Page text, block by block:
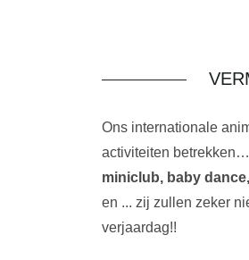
Ons internationale
activiteiten betrekken…
miniclub, baby
en ... zij zullen zeker
verjaardag!!